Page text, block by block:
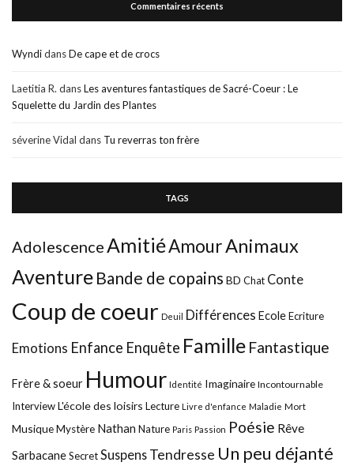
Commentaires récents
WyndidansDe cape et de crocs
Laetitia R. dansLes aventures fantastiques de Sacré-Coeur : Le
Squelette du Jardin des Plantes
séverine Vidal dans Tu reverras ton frère
TAGS
AdolescenceAmitiéAmourAnimaux
Aventure Bande de copains BD Chat Conte
Coup de coeur Deuil Différences EcoleEcriture
Emotions Enfance Enquête Famille Fantastique
Frère & soeur Humour Identité Imaginaire Incontournable
InterviewL'école des loisirs Lecture Livre d'enfance Maladie Mort
MusiqueMystère Nathan Nature Paris Passion Poésie Rêve
SarbacaneSecretSuspens Tendresse Un peu déjanté